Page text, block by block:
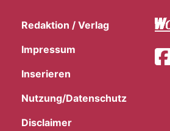
Redaktion / Verlag
Impressum
Inserieren
Nutzung/Datenschutz
Disclaimer